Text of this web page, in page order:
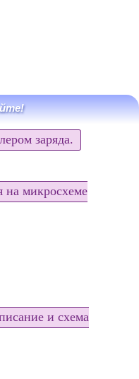
заряда.
на микросхеме
и схема